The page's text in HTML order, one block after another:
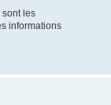
sont les
informations